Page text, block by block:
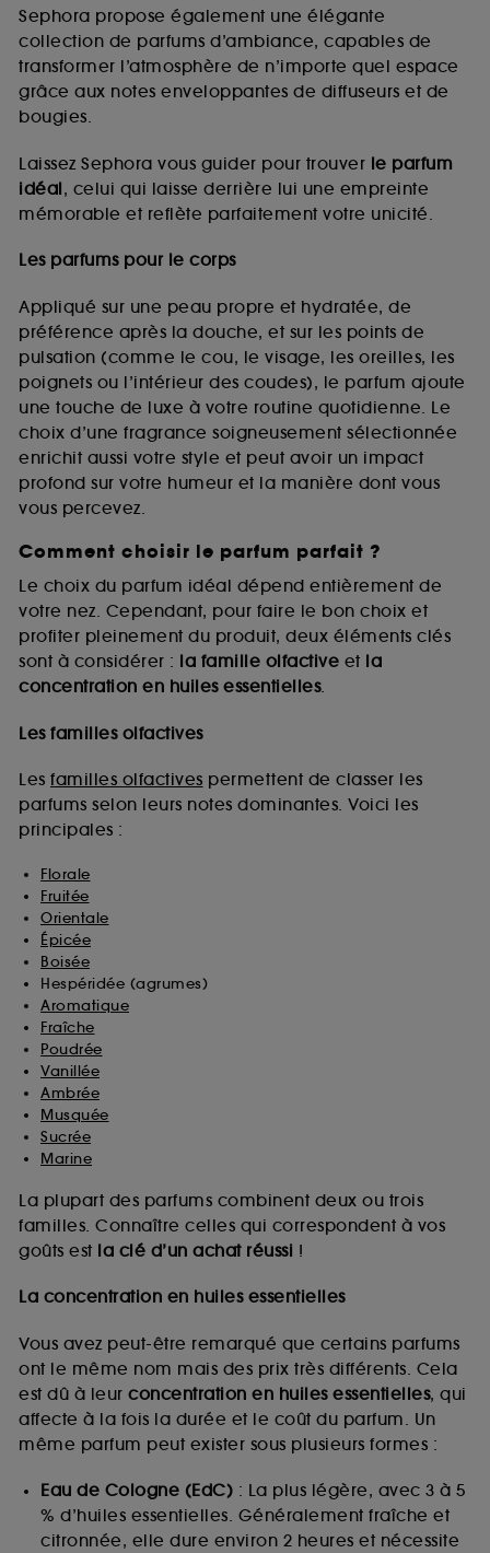
Sephora propose également une élégante
collection de parfums d’ambiance, capables de
transformer l’atmosphère de n’importe quel espace
grâce aux notes enveloppantes de diffuseurs et de
bougies.
Laissez Sephora vous guider pour trouver le parfum
idéal, celui qui laisse derrière lui une empreinte
mémorable et reflète parfaitement votre unicité.
Les parfums pour le corps
Appliqué sur une peau propre et hydratée, de
préférence après la douche, et sur les points de
pulsation (comme le cou, le visage, les oreilles, les
poignets ou l’intérieur des coudes), le parfum ajoute
une touche de luxe à votre routine quotidienne. Le
choix d’une fragrance soigneusement sélectionnée
enrichit aussi votre style et peut avoir un impact
profond sur votre humeur et la manière dont vous
vous percevez.
Comment choisir le parfum parfait ?
Le choix du parfum idéal dépend entièrement de
votre nez. Cependant, pour faire le bon choix et
profiter pleinement du produit, deux éléments clés
sont à considérer : la famille olfactive et la
concentration en huiles essentielles.
Les familles olfactives
Les familles olfactives permettent de classer les
parfums selon leurs notes dominantes. Voici les
principales :
Florale
Fruitée
Orientale
Épicée
Boisée
Hespéridée (agrumes)
Aromatique
Fraîche
Poudrée
Vanillée
Ambrée
Musquée
Sucrée
Marine
La plupart des parfums combinent deux ou trois
familles. Connaître celles qui correspondent à vos
goûts est la clé d’un achat réussi !
La concentration en huiles essentielles
Vous avez peut-être remarqué que certains parfums
ont le même nom mais des prix très différents. Cela
est dû à leur concentration en huiles essentielles, qui
affecte à la fois la durée et le coût du parfum. Un
même parfum peut exister sous plusieurs formes :
Eau de Cologne (EdC) : La plus légère, avec 3 à 5
% d’huiles essentielles. Généralement fraîche et
citronnée, elle dure environ 2 heures et nécessite
de vous plaire via des publicités, y compris sur des
sites tiers et sur les réseaux sociaux, sur la base
des pages que vous avez consultées, de votre
navigation, et de l'historique de vos interactions.
d’en améliorer la performance.
Cookies de sécurisation des paiements en ligne :
fraudes aux moyens de paiement et les
usurpations d’identité.
Cookies fonctionnels :il s’agit de cookies
permettant l’affichage et/ou la fourniture de
certaines fonctionnalités du site, tel que les
cookies d’authentification qui sont utilisés afin de
vous faire bénéficier de l’authentification
prolongée vous permettant d’accéder à votre
compte lors de votre prochaine visite sur le site
sans saisir à nouveau votre identifiant et mot de
passe.
A l'exception des cookies techniques, le dépôt et la
lecture de ces traceurs requiert votre accord. Vous
pouvez personnaliser vos choix concernant le dépôt
de ces cookies grâce au bouton "personnaliser mes
choix" ci-dessous ou décider de "tout accepter".
Sephora pourra associer les informations de
navigation collectées par ces Cookies, pour les
collectées ou générées lors de votre activité en ligne
sur "continuer sans accepter". Voous pouvez à tout
moment choisir de retirer votrte consentement. Si vous
souhaitez obtenir plus d'information sur les cookies
utilisés, cliquez